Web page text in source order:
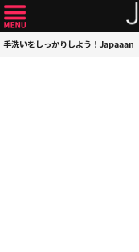
手洗いをしっかりしよう！Japaaan